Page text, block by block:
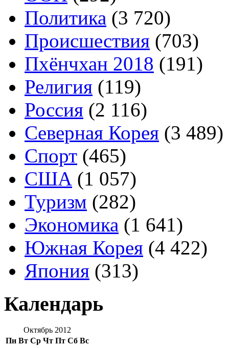
Политика (3 720)
Происшествия (703)
Пхёнчхан 2018 (191)
Религия (119)
Россия (2 116)
Северная Корея (3 489)
Спорт (465)
США (1 057)
Туризм (282)
Экономика (1 641)
Южная Корея (4 422)
Япония (313)
Календарь
Октябрь 2012
Пн Вт Ср Чт Пт Сб Вс